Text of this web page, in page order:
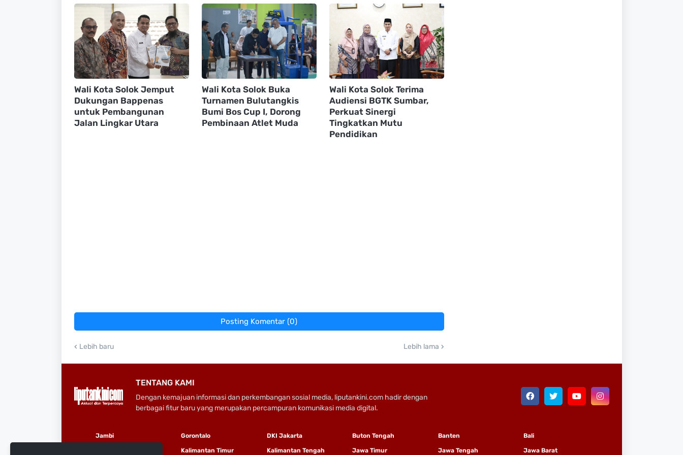
Wali Kota Solok Jemput
Dukungan Bappenas
untuk Pembangunan
Jalan Lingkar Utara
Wali Kota Solok Buka
Turnamen Bulutangkis
Bumi Bos Cup I, Dorong
Pembinaan Atlet Muda
Wali Kota Solok Terima
Audiensi BGTK Sumbar,
Perkuat Sinergi
Tingkatkan Mutu
Pendidikan
Posting Komentar (0)
Lebih baru Lebih lama
TENTANG KAMI
Dengan kemajuan informasi dan perkembangan sosial media, liputankini.com hadir dengan
berbagai fitur baru yang merupakan percampuran komunikasi media digital.
Bali
Banten
Buton Tengah
DKI Jakarta
Gorontalo
Jambi
Jawa Barat
Jawa Tengah
Jawa Timur
Kalimantan Tengah
Kalimantan Timur